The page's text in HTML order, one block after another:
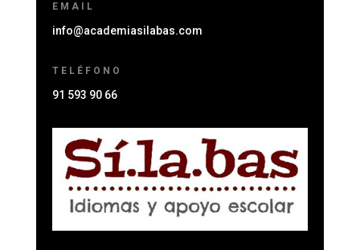
EMAIL
info@academiasilabas.com
TELÉFONO
91 593 90 66